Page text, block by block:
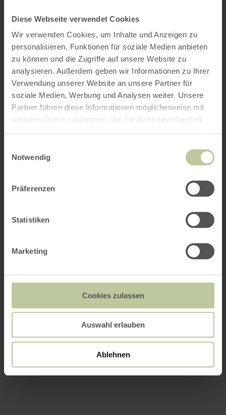
Diese Webseite verwendet Cookies
Wir verwenden Cookies, um Inhalte und Anzeigen zu
personalisieren, Funktionen für soziale Medien anbieten
zu können und die Zugriffe auf unsere Website zu
analysieren. Außerdem geben wir Informationen zu Ihrer
Verwendung unserer Website an unsere Partner für
soziale Medien, Werbung und Analysen weiter. Unsere
Partner führen diese Informationen möglicherweise mit
weiteren Daten zusammen, die Sie ihnen bereitgestellt
Notwendig
Präferenzen
Statistiken
Marketing
Cookies zulassen
Auswahl erlauben
Ablehnen